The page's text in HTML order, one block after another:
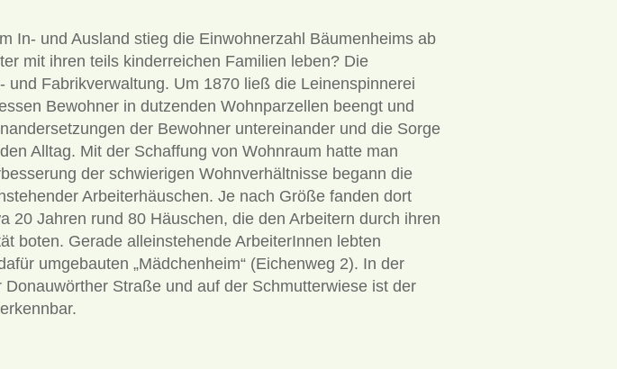
In- und Ausland stieg die Einwohnerzahl Bäumenheims ab
mit ihren teils kinderreichen Familien leben? Die
Fabrikverwaltung. Um 1870 ließ die Leinenspinnerei
Bewohner in dutzenden Wohnparzellen beengt und
der Bewohner untereinander und die Sorge
Alltag. Mit der Schaffung von Wohnraum hatte man
der schwierigen Wohnverhältnisse begann die
Arbeiterhäuschen. Je nach Größe fanden dort
20 Jahren rund 80 Häuschen, die den Arbeitern durch ihren
boten. Gerade alleinstehende ArbeiterInnen lebten
umgebauten „Mädchenheim“ (Eichenweg 2). In der
Straße und auf der Schmutterwiese ist der